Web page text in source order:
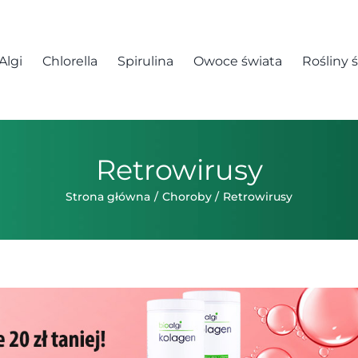
Chlorella Spirulina Owoce świata Rośliny
Retrowirusy
Strona główna Choroby Retrowirusy